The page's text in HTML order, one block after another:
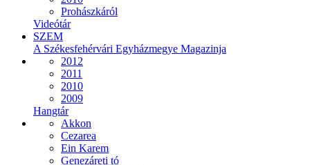
Prohászkáról
Videótár
SZEM
A Székesfehérvári Egyházmegye Magazinja
2012
2011
2010
2009
Hangtár
Akkon
Cezarea
Ein Karem
Genezáreti tó